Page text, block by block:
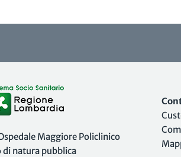
Maggiore Policlinico
di natura pubblica